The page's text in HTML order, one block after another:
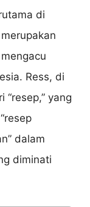
di
Ress, di
yang
dalam
diminati